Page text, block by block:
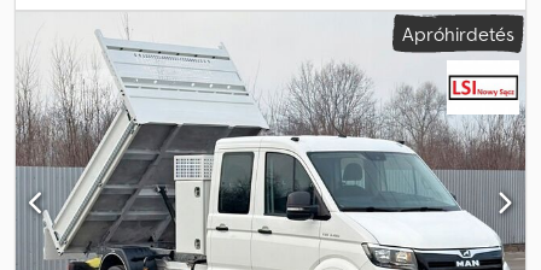
3 tengely, fékek:retarder, szín:zöld, hajtástípus:mechanikai,
raktér hossza:5 200 mm , rakodótér szélesség: 2 300 mm,
raktérmagasság:1 000 mm, Gyártási év: 2005, Felszereltség:ABS,
légkondicionálás, Man TGA 33.350 / 6x4 ÖNRAKODÓS
TEHERAUTÓ, 5,20 m + BORDMATIC rendszer Importált / KARC-
MENTES JÓ ÁLLAPOTBAN! * GYÁRTÁSI ÉV: 2005 *
FUTÁSTELJESÍTMÉNY: 457 000 km FELSZERELTSÉG: * ABS *
Központi zár * Elektromos ablakok * Szervókormány *
Klímaberendezés * Indításgátló * Sebességkorlátozó ÖNRAKODÓ:
520 x 230 x 100 cm (H x Sz x M) RAKTERHELÉS: 13 500 kg TELJES
TÖMEG: 26 000 kg TENGELYTÁV: 360/140 cm GUMI MÉRET: 13R22,5
Apróhirdetés